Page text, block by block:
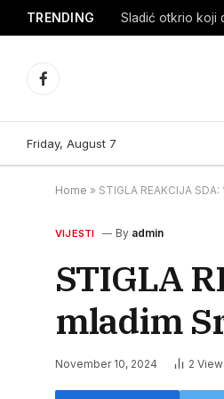
TRENDING
Facebook
Friday, August 7
Home » STIGLA REAKCIJA
VIJESTI By admin
STIGLA
mladim
November 10, 2024 2